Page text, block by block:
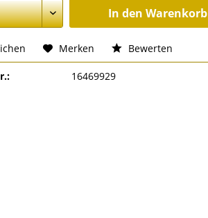
In den Warenkorb
Merken Bewerten
16469929